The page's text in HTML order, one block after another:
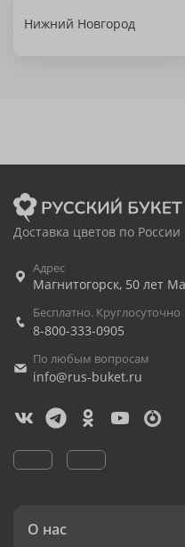
Нижний Новгород
Доставка цветов по
Адрес
Магнитогорск, 50 лет
Бесплатно. Круглосуточно
8-800-333-0905
По любым вопросам
info@rus-buket.ru
О нас